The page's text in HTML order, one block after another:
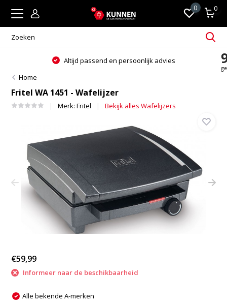
0 0
Altijd passend en persoonlijk advies
Home
Fritel WA 1451 - Wafelijzer
Merk:Fritel Bekijk alles Wafelijzers
€59,99
Informeer naar de beschikbaarheid
Alle bekende A-merken